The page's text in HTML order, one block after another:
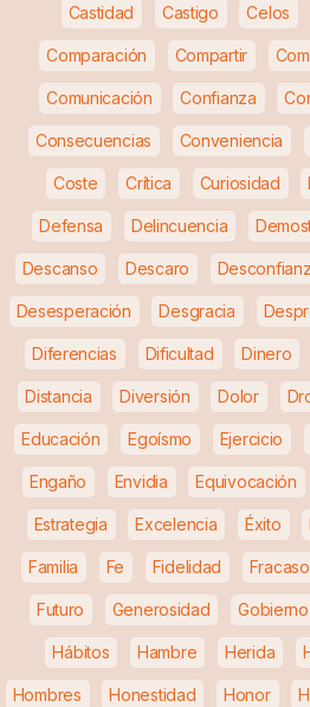
Castidad Castigo Celos
Comparación Compartir
Comunicación Confianza
Consecuencias Conveniencia
Coste Crítica Curiosidad
Defensa Delincuencia
Descanso Descaro
Desesperación Desgracia
Diferencias Dificultad Dinero
Distancia Diversión Dolor
Educación Egoísmo Ejercicio
Engaño Envidia Equivocación
Estrategia Excelencia Éxito
Familia Fe Fidelidad Fracaso
Futuro Generosidad Gobierno
Hábitos Hambre Herida
Hombres Honestidad Honor